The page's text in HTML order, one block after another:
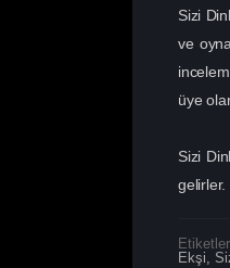
Sizi
ve
üye
Sizi
Ekşi,